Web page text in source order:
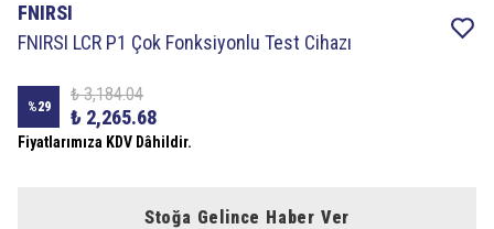
FNIRSI
FNIRSI LCR P1 Çok Fonksiyonlu Test Cihazı
%29
₺ 3,184.04
₺ 2,265.68
Fiyatlarımıza KDV Dâhildir.
Stoğa Gelince Haber Ver